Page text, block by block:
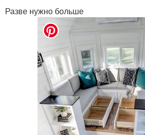
Разве нужно больше